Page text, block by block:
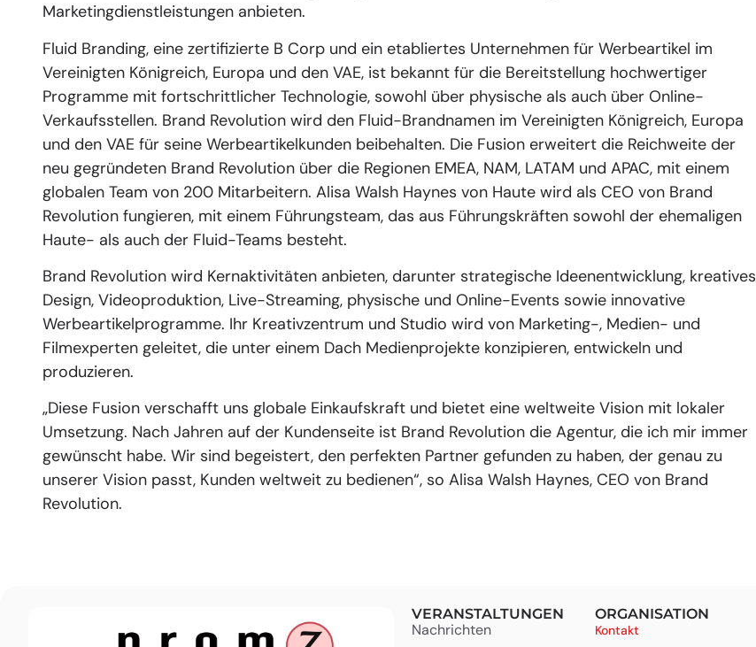
Marketingdienstleistungen anbieten.
Fluid Branding, eine zertifizierte B Corp und ein etabliertes Unternehmen für Werbeartikel im
Vereinigten Königreich, Europa und den VAE, ist bekannt für die Bereitstellung hochwertiger
Programme mit fortschrittlicher Technologie, sowohl über physische als auch über Online-
Verkaufsstellen. Brand Revolution wird den Fluid-Brandnamen im Vereinigten Königreich, Europa
und den VAE für seine Werbeartikelkunden beibehalten. Die Fusion erweitert die Reichweite der
neu gegründeten Brand Revolution über die Regionen EMEA, NAM, LATAM und APAC, mit einem
globalen Team von 200 Mitarbeitern. Alisa Walsh Haynes von Haute wird als CEO von Brand
Revolution fungieren, mit einem Führungsteam, das aus Führungskräften sowohl der ehemaligen
Haute- als auch der Fluid-Teams besteht.
Brand Revolution wird Kernaktivitäten anbieten, darunter strategische Ideenentwicklung, kreatives
Design, Videoproduktion, Live-Streaming, physische und Online-Events sowie innovative
Werbeartikelprogramme. Ihr Kreativzentrum und Studio wird von Marketing-, Medien- und
Filmexperten geleitet, die unter einem Dach Medienprojekte konzipieren, entwickeln und
produzieren.
„Diese Fusion verschafft uns globale Einkaufskraft und bietet eine weltweite Vision mit lokaler
Umsetzung. Nach Jahren auf der Kundenseite ist Brand Revolution die Agentur, die ich mir immer
gewünscht habe. Wir sind begeistert, den perfekten Partner gefunden zu haben, der genau zu
unserer Vision passt, Kunden weltweit zu bedienen“, so Alisa Walsh Haynes, CEO von Brand
Revolution.
VERANSTALTUNGEN
Nachrichten
ORGANISATION
Kontakt